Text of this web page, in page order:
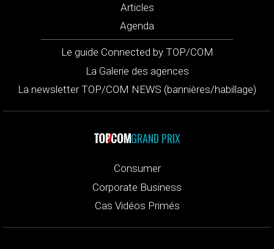
Articles
Agenda
Le guide Connected by TOP/COM
La Galerie des agences
La newsletter TOP/COM NEWS (bannières/habillage)
GRAND PRIX
Consumer
Corporate Business
Cas Vidéos Primés